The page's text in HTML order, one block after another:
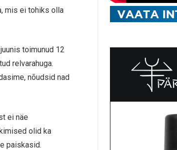
mis ei tohiks olla
toimunud 12
relvarahuga.
nõudsid nad
ei näe
olid ka
paiskasid.